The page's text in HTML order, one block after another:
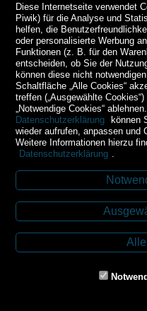
Tel.:
E-Mail:
Diese Internetseite verwendet
Piwik) für die Analyse und
helfen, die
oder personalisierte Werbung
Funktionen (z. B. für den
entscheiden, ob Sie der
können diese nicht
Schaltfläche „Alle Cookies“
treffen („Ausgewählte
„Notwendige Cookies“
Datenschutzerklärung können
wieder aufrufen, anpassen und
Weitere Informationen hierzu
Datenschutzerklärung